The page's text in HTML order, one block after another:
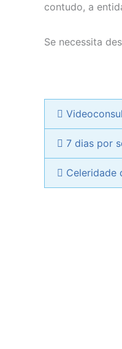
contudo, a
Se necessita
7 dias por
Celeridade